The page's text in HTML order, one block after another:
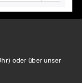
oder überunser